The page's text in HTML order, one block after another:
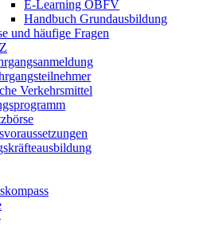
E-Learning ÖBFV
Handbuch Grundausbildung
und häufige Fragen
Verkehrsmittel